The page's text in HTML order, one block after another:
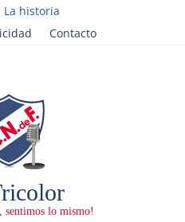
La historia
Contacto